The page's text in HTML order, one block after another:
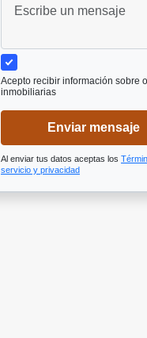
Acepto recibir información sobre
inmobiliarias
Enviar mensaje
Al enviar tus datos aceptas los
servicio y privacidad